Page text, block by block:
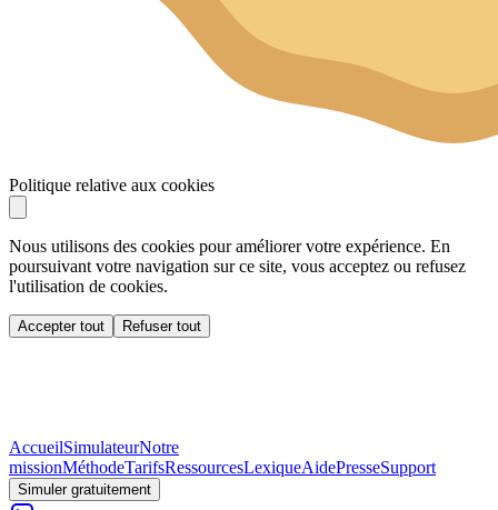
Politique relative aux cookies
Nous utilisons des cookies pour améliorer votre expérience. En
poursuivant votre navigation sur ce site, vous acceptez ou refusez
l'utilisation de cookies.
Accepter tout Refuser tout
AccueilSimulateurNotre
missionMéthodeTarifsRessourcesLexiqueAidePresseSupport
Simuler gratuitement